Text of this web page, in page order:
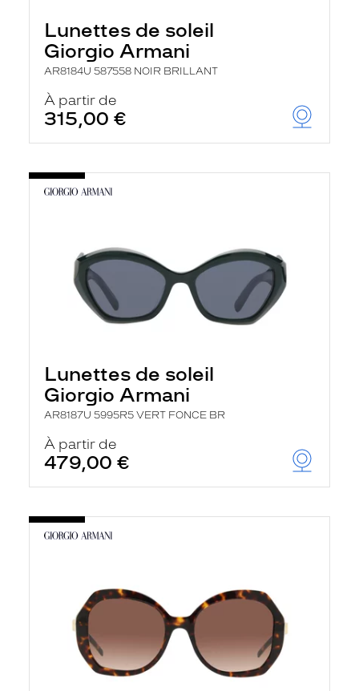
Lunettes de soleil
Giorgio Armani
AR8184U 587558 NOIR BRILLANT
À partir de
315,00 €
Lunettes de soleil
Giorgio Armani
AR8187U 5995R5 VERT FONCE BR
À partir de
479,00 €